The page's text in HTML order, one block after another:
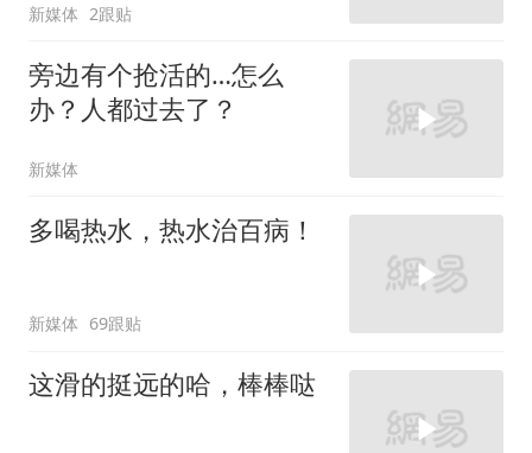
新媒体 2跟贴
旁边有个抢活的…怎么
办？人都过去了？
新媒体
多喝热水，热水治百病！
新媒体 69跟贴
这滑的挺远的哈，棒棒哒